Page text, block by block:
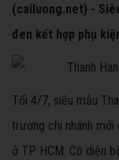
(cailuong.net) -
đen kết hợp phụ
Tối 4/7, siêu mẫu
trương chi nhánh
ở TP HCM. Cô diện